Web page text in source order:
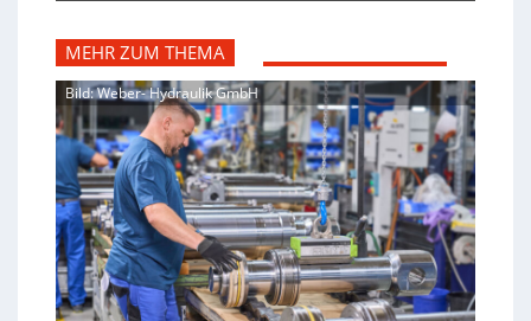
MEHR ZUM THEMA
Bild: Weber- Hydraulik GmbH